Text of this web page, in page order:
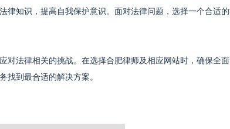
律知识，提高自我保护意识。面对法律问题，选择一个合适
对法律相关的挑战。在选择合肥律师及相应网站时，确保全
找到最合适的解决方案。